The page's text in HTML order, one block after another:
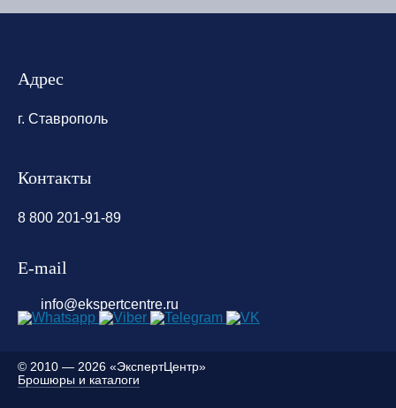
Адрес
г. Ставрополь
Контакты
8 800 201-91-89
E-mail
info@ekspertcentre.ru
© 2010 — 2026 «ЭкспертЦентр»
Брошюры и каталоги